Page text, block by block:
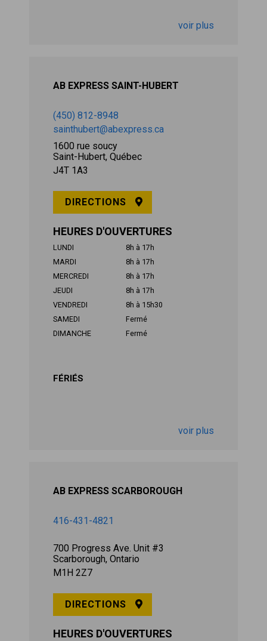
voir plus
AB EXPRESS SAINT-HUBERT
(450) 812-8948
sainthubert@abexpress.ca
1600 rue soucy
Saint-Hubert, Québec
J4T 1A3
DIRECTIONS
HEURES D'OUVERTURES
LUNDI
8h à 17h
MARDI
8h à 17h
MERCREDI
8h à 17h
JEUDI
8h à 17h
VENDREDI
8h à 15h30
SAMEDI
Fermé
DIMANCHE
Fermé
FÉRIÉS
voir plus
AB EXPRESS SCARBOROUGH
416-431-4821
700 Progress Ave. Unit #3
Scarborough, Ontario
M1H 2Z7
DIRECTIONS
HEURES D'OUVERTURES